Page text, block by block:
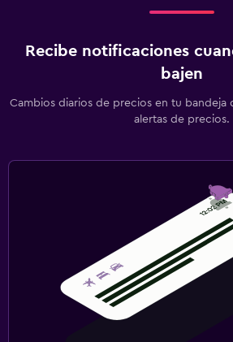
Gimnasio
Recibe notificaciones
bajen
Cambios diarios de precios en tu bandeja
alertas de precios.